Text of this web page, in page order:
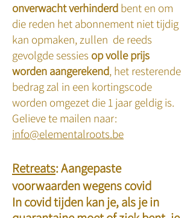
onverwacht verhinderd bent en om
die reden het abonnement niet tijdig
kan opmaken, zullen de reeds
gevolgde sessies op volle prijs
worden aangerekend, het resterende
bedrag zal in een kortingscode
worden omgezet die 1 jaar geldig is.
Gelieve te mailen naar:
info@elementalroots.be
Retreats:Aangepaste
voorwaarden wegens covid
In covid tijden kan je, als je in